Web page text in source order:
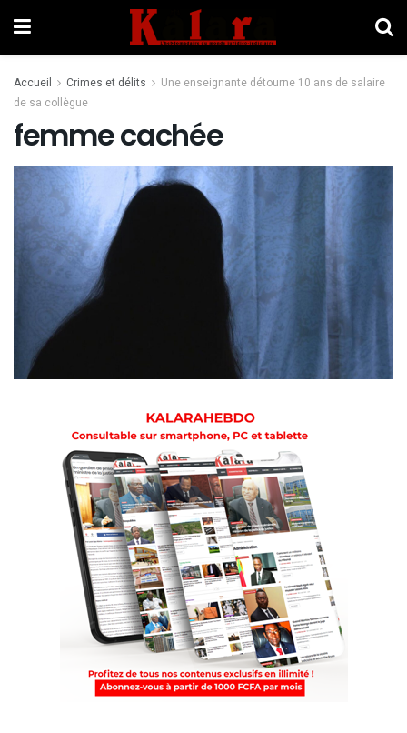
Accueil Crimes et délits
Une enseignante détourne 10 ans de salaire
de sa collègue
femme cachée